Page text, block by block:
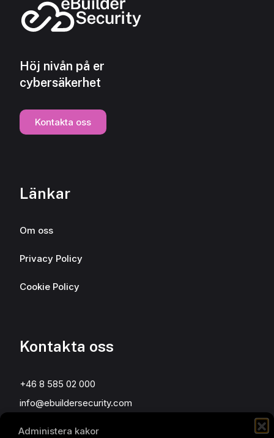
Administera kakor
Höj nivån på er
cybersäkerhet
Kontakta oss
Länkar
Om oss
Privacy Policy
Cookie Policy
Kontakta oss
+46 8 585 02 000
info@ebuildersecurity.com
eBuilder Sweden AB